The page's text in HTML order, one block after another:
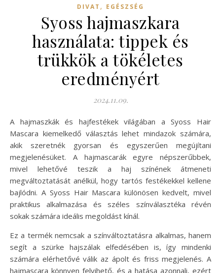
DIVAT , EGÉSZSÉG
Syoss hajmaszkara
használata: tippek és
trükkök a tökéletes
eredményért
2024.11.09.
A hajmaszkák és hajfestékek világában a Syoss Hair
Mascara kiemelkedő választás lehet mindazok számára,
akik szeretnék gyorsan és egyszerűen megújítani
megjelenésüket. A hajmascarák egyre népszerűbbek,
mivel lehetővé teszik a haj színének átmeneti
megváltoztatását anélkül, hogy tartós festékekkel kellene
bajlódni. A Syoss Hair Mascara különösen kedvelt, mivel
praktikus alkalmazása és széles színválasztéka révén
sokak számára ideális megoldást kínál.
Ez a termék nemcsak a színváltoztatásra alkalmas, hanem
segít a szürke hajszálak elfedésében is, így mindenki
számára elérhetővé válik az ápolt és friss megjelenés. A
hajmascara könnyen felvihető, és a hatása azonnali, ezért